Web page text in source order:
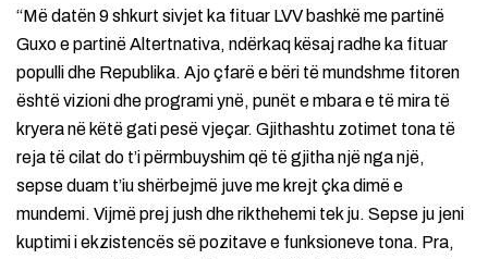
“Më datën 9 shkurt sivjet ka fituar LVV bashkë me partinë
Guxo e partinë Altertnativa, ndërkaq kësaj radhe ka fituar
populli dhe Republika. Ajo çfarë e bëri të mundshme fitoren
është vizioni dhe programi ynë, punët e mbara e të mira të
kryera në këtë gati pesë vjeçar. Gjithashtu zotimet tona të
reja të cilat do t’i përmbuyshim që të gjitha një nga një,
sepse duam t’iu shërbejmë juve me krejt çka dimë e
mundemi. Vijmë prej jush dhe rikthehemi tek ju. Sepse ju jeni
kuptimi i ekzistencës së pozitave e funksioneve tona. Pra,